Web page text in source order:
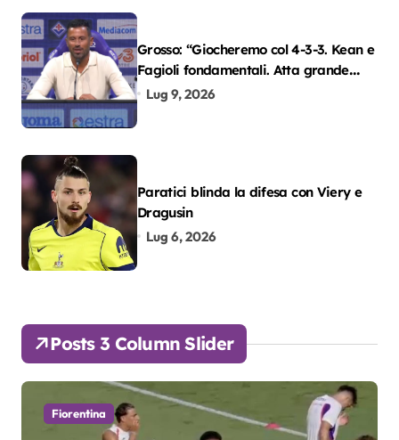
Grosso: “Giocheremo col 4-3-3. Kean e
Fagioli fondamentali. Atta grande
colpo”
Lug 9, 2026
Paratici blinda la difesa con Viery e
Dragusin
Lug 6, 2026
Posts 3 Column Slider
Fiorentina